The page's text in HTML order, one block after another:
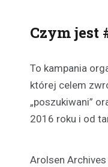
Czym jest
To kampania
której celem
„poszukiwani”
2016 roku i od
Arolsen